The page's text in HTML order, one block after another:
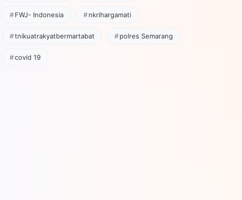
FWJ- Indonesia nkrihargamati
tnikuatrakyatbermartabat polres Semarang
covid 19